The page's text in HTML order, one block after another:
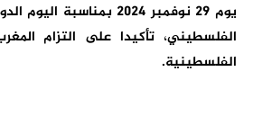
يوم 29 نوفمبر 2024
الفلسطيني، تأكيدا على التزام
الفلسطينية.